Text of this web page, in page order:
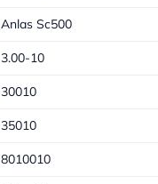
Anlas Sc500
3.00-10
30010
35010
8010010